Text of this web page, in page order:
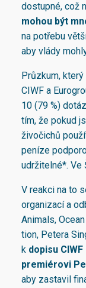
dostupné, což
mohou být
na potřebu
aby vlády
Průzkum,
CIWF a
10 (79 %)
tím, že pokud
živočichů
peníze
udržitelné*. Ve
V reakci na to
organizací a
Animals,
tion, Petera
k dopisu
premiérovi
aby zastavil